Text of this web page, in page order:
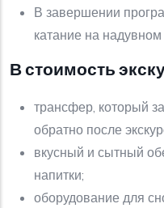
В завершении
катание на
В стоимость
трансфер, который
обратно после
вкусный и сытный
напитки;
оборудование для